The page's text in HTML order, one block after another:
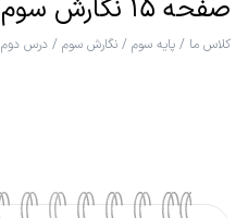
صفحه ۱۵ نگارش سوم
کلاس ما / پایه سوم / نگارش سوم / درس دوم